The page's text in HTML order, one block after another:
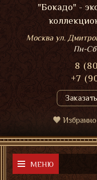
"Бокадо" -
Москва ул.
Пн-Сб
8
+7
МЕНЮ